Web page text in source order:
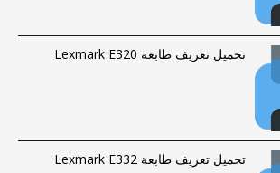
تحميل تعريف طابعة Lexmark E320
تحميل تعريف طابعة Lexmark E332